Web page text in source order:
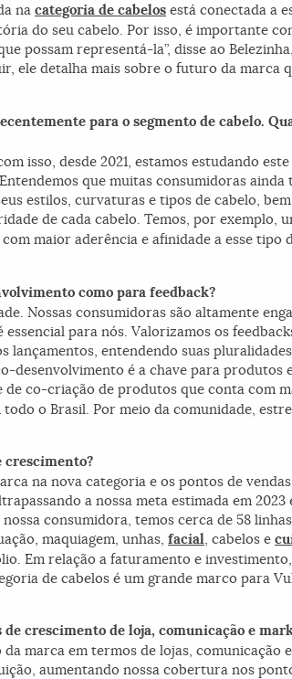
na categoria de cabelos está conectada a
do seu cabelo. Por isso, é importante
possam representá-la”, disse ao
ele detalha mais sobre o futuro da marca
para o segmento de cabelo.
isso, desde 2021, estamos estudando
que muitas consumidoras ainda
estilos, curvaturas e tipos de cabelo,
de cada cabelo. Temos, por exemplo,
maior aderência e afinidade a esse tipo
como para feedback?
Nossas consumidoras são altamente
para nós. Valorizamos os
lançamentos, entendendo suas
é a chave para produtos
de co-criação de produtos que conta com
o Brasil. Por meio da comunidade,
crescimento?
na nova categoria e os pontos de
a nossa meta estimada em 2023
consumidora, temos cerca de 58
maquiagem, unhas, facial, cabelos e
Em relação a faturamento e
de cabelos é um grande marco para
de crescimento de loja, comunicação e
marca em termos de lojas, comunicação
aumentando nossa cobertura nos